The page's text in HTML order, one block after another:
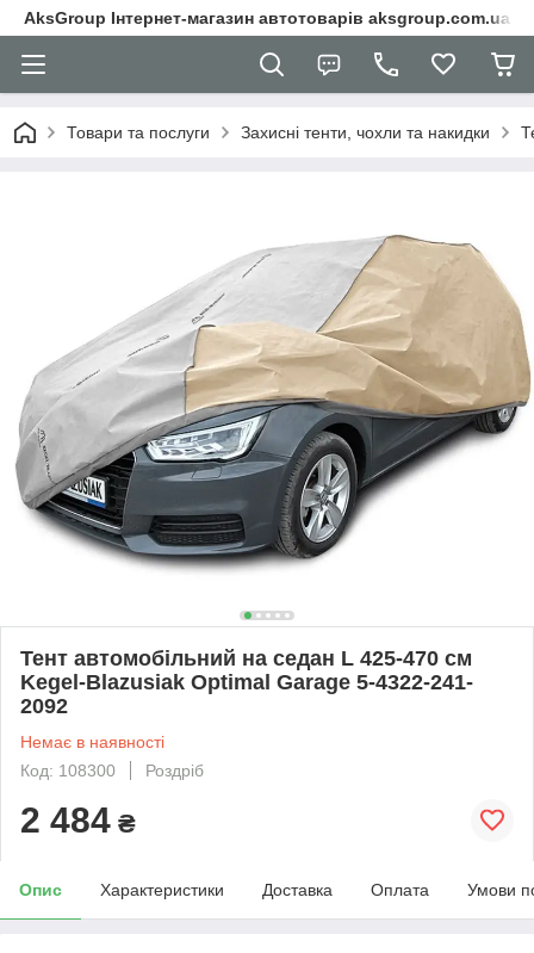
AksGroup Інтернет-магазин автотоварів aksgroup.com.ua
Товари та послуги Захисні тенти, чохли та накидки
Тент автомобільний на седан L 425-470 см
Kegel-Blazusiak Optimal Garage 5-4322-241-
2092
Немає в наявності
Код: 108300
Роздріб
2 484 ₴
Опис Характеристики Доставка Оплата Умови